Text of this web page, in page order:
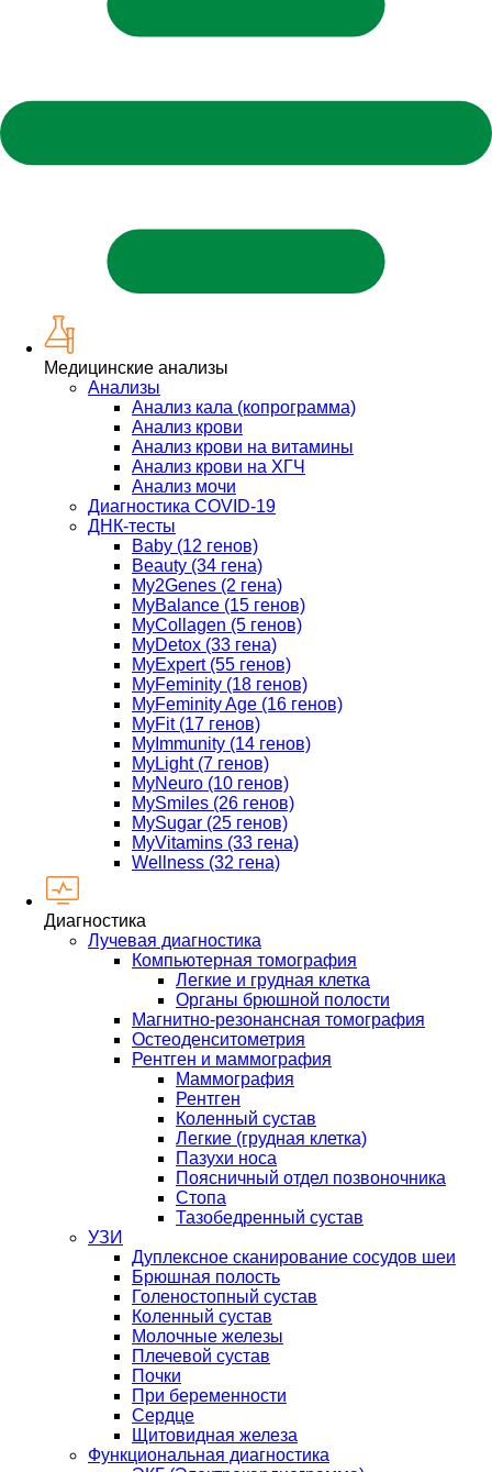
Медицинские анализы
Анализы
Анализ кала (копрограмма)
Анализ крови
Анализ крови на витамины
Анализ крови на ХГЧ
Анализ мочи
Диагностика COVID-19
ДНК-тесты
Baby (12 генов)
Beauty (34 гена)
My2Genes (2 гена)
MyBalance (15 генов)
MyCollagen (5 генов)
MyDetox (33 гена)
MyExpert (55 генов)
MyFeminity (18 генов)
MyFeminity Age (16 генов)
MyFit (17 генов)
MyImmunity (14 генов)
MyLight (7 генов)
MyNeuro (10 генов)
MySmiles (26 генов)
MySugar (25 генов)
MyVitamins (33 гена)
Wellness (32 гена)
Диагностика
Лучевая диагностика
Компьютерная томография
Легкие и грудная клетка
Органы брюшной полости
Магнитно-резонансная томография
Остеоденситометрия
Рентген и маммография
Маммография
Рентген
Коленный сустав
Легкие (грудная клетка)
Пазухи носа
Поясничный отдел позвоночника
Стопа
Тазобедренный сустав
УЗИ
Дуплексное сканирование сосудов шеи
Брюшная полость
Голеностопный сустав
Коленный сустав
Молочные железы
Плечевой сустав
Почки
При беременности
Сердце
Щитовидная железа
Функциональная диагностика